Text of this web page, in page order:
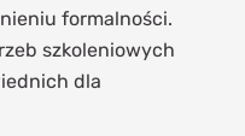
formalności.
szkoleniowych
dla